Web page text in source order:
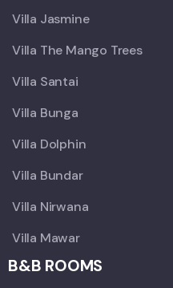
Villa Jasmine
Villa The Mango Trees
Villa Santai
Villa Bunga
Villa Dolphin
Villa Bundar
Villa Nirwana
Villa Mawar
B&B ROOMS